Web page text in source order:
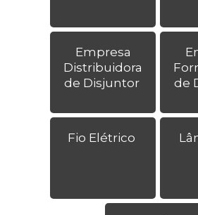
Empresa
Distribuidora
de Disjuntor
de
Fio Elétrico